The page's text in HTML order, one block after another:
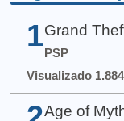
1 Grand
PSP
Visualizado
Age of